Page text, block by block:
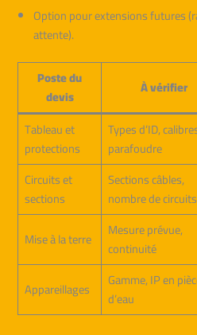
Option pour extensions futures
attente).
Poste du
devis
À vérifier
Tableau et
protections
Types d’ID,
parafoudre
Circuits et
sections
Sections câbles,
nombre de circuits
Mise à la terre
Mesure prévue,
continuité
Appareillages
Gamme, IP en
d’eau